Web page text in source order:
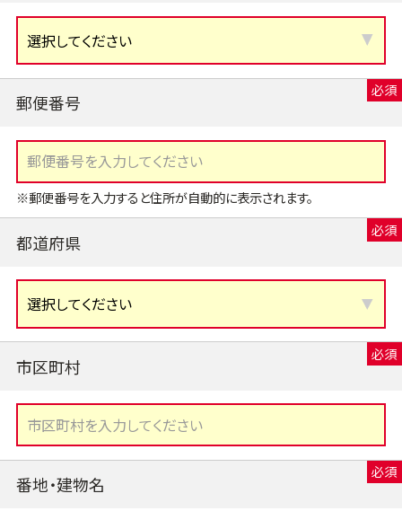
郵便番号
※郵便番号を入力すると住所が自動的に表示されます。
都道府県
市区町村
番地・建物名